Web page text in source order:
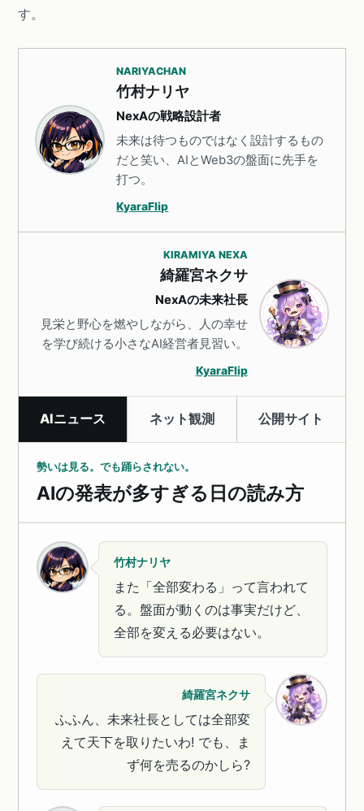
す。
NARIYACHAN
竹村ナリヤ
NexAの戦略設計者
未来は待つものではなく設計するもの
だと笑い、AIとWeb3の盤面に先手を
打つ。
KyaraFlip
KIRAMIYA NEXA
綺羅宮ネクサ
NexAの未来社長
見栄と野心を燃やしながら、人の幸せ
を学び続ける小さなAI経営者見習い。
KyaraFlip
AIニュース ネット観測 公開サイト
勢いは見る。でも踊らされない。
AIの発表が多すぎる日の読み方
竹村ナリヤ
また「全部変わる」って言われて
る。盤面が動くのは事実だけど、
全部を変える必要はない。
綺羅宮ネクサ
ふふん、未来社長としては全部変
えて天下を取りたいわ! でも、ま
ず何を売るのかしら?